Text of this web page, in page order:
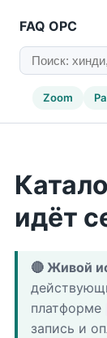
FAQ ОРС
Zoom
идёт
🔴 Живой
платформе
запись и